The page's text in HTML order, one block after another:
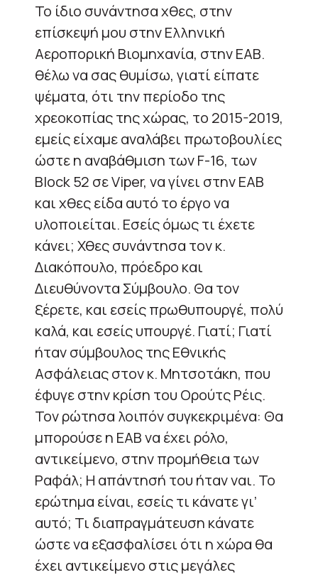
Το ίδιο συνάντησα χθες, στην
επίσκεψή μου στην Ελληνική
Αεροπορική Βιομηχανία, στην ΕΑΒ.
θέλω να σας θυμίσω, γιατί είπατε
ψέματα, ότι την περίοδο της
χρεοκοπίας της χώρας, το 2015-2019,
εμείς είχαμε αναλάβει πρωτοβουλίες
ώστε η αναβάθμιση των F-16, των
Block 52 σε Viper, να γίνει στην ΕΑΒ
και χθες είδα αυτό το έργο να
υλοποιείται. Εσείς όμως τι έχετε
κάνει; Χθες συνάντησα τον κ.
Διακόπουλο, πρόεδρο και
Διευθύνοντα Σύμβουλο. Θα τον
ξέρετε, και εσείς πρωθυπουργέ, πολύ
καλά, και εσείς υπουργέ. Γιατί; Γιατί
ήταν σύμβουλος της Εθνικής
Ασφάλειας στον κ. Μητσοτάκη, που
έφυγε στην κρίση του Ορούτς Ρέις.
Τον ρώτησα λοιπόν συγκεκριμένα: Θα
μπορούσε η ΕΑΒ να έχει ρόλο,
αντικείμενο, στην προμήθεια των
Ραφάλ; Η απάντησή του ήταν ναι. Το
ερώτημα είναι, εσείς τι κάνατε γι’
αυτό; Τι διαπραγμάτευση κάνατε
ώστε να εξασφαλίσει ότι η χώρα θα
έχει αντικείμενο στις μεγάλες